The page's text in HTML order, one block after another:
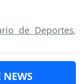
de Deportes,
NEWS